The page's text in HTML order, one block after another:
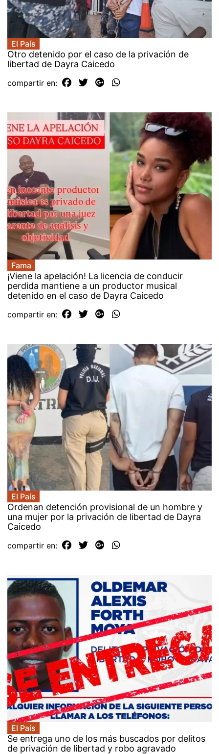
El País
Otro detenido por el caso de la privación de
libertad de Dayra Caicedo
compartir en:
Fama
¡Viene la apelación! La licencia de conducir
perdida mantiene a un productor musical
detenido en el caso de Dayra Caicedo
compartir en:
El País
Ordenan detención provisional de un hombre y
una mujer por la privación de libertad de Dayra
Caicedo
compartir en:
El País
Se entrega uno de los más buscados por delitos
de privación de libertad y robo agravado